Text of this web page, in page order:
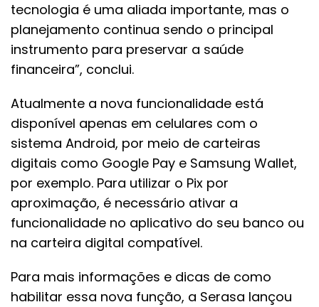
tecnologia é uma aliada importante, mas o
planejamento continua sendo o principal
instrumento para preservar a saúde
financeira”, conclui.
Atualmente a nova funcionalidade está
disponível apenas em celulares com o
sistema Android, por meio de carteiras
digitais como Google Pay e Samsung Wallet,
por exemplo. Para utilizar o Pix por
aproximação, é necessário ativar a
funcionalidade no aplicativo do seu banco ou
na carteira digital compatível.
Para mais informações e dicas de como
habilitar essa nova função, a Serasa lançou